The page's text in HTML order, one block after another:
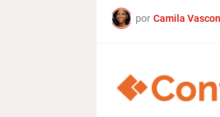
por Camila